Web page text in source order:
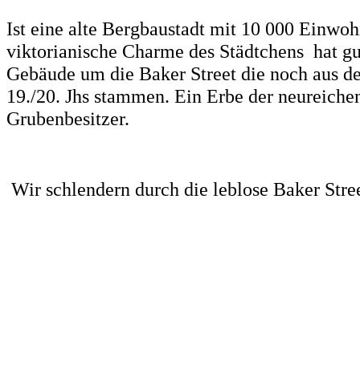
Ist eine alte Bergbaustadt mit 10 000
viktorianische Charme des Städtchens hat
Gebäude um die Baker Street die noch aus
19./20. Jhs stammen. Ein Erbe der
Grubenbesitzer.
Wir schlendern durch die leblose Baker